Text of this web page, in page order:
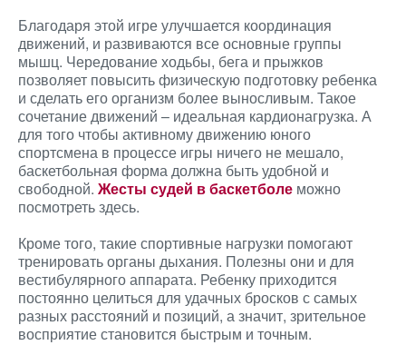
Благодаря этой игре улучшается координация
движений, и развиваются все основные группы
мышц. Чередование ходьбы, бега и прыжков
позволяет повысить физическую подготовку ребенка
и сделать его организм более выносливым. Такое
сочетание движений – идеальная кардионагрузка. А
для того чтобы активному движению юного
спортсмена в процессе игры ничего не мешало,
баскетбольная форма должна быть удобной и
свободной. Жесты судей в баскетболе можно
посмотреть здесь.
Кроме того, такие спортивные нагрузки помогают
тренировать органы дыхания. Полезны они и для
вестибулярного аппарата. Ребенку приходится
постоянно целиться для удачных бросков с самых
разных расстояний и позиций, а значит, зрительное
восприятие становится быстрым и точным.